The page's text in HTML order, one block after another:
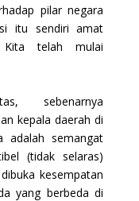
pilar negara
itu sendiri amat
telah mulai
sebenarnya
kepala daerah di
adalah semangat
(tidak selaras)
kesempatan
yang berbeda di